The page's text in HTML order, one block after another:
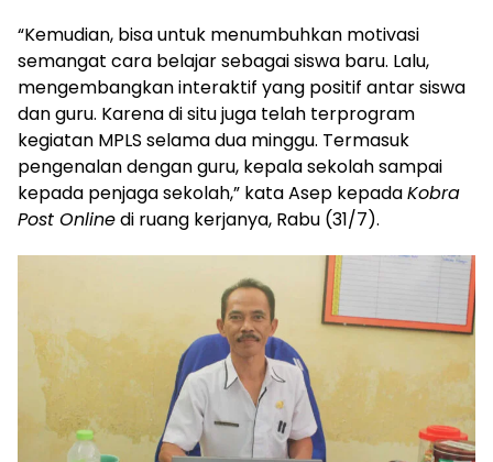
“Kemudian, bisa untuk menumbuhkan motivasi
semangat cara belajar sebagai siswa baru. Lalu,
mengembangkan interaktif yang positif antar siswa
dan guru. Karena di situ juga telah terprogram
kegiatan MPLS selama dua minggu. Termasuk
pengenalan dengan guru, kepala sekolah sampai
kepada penjaga sekolah,” kata Asep kepadaKobra
Post Onlinedi ruang kerjanya, Rabu (31/7).